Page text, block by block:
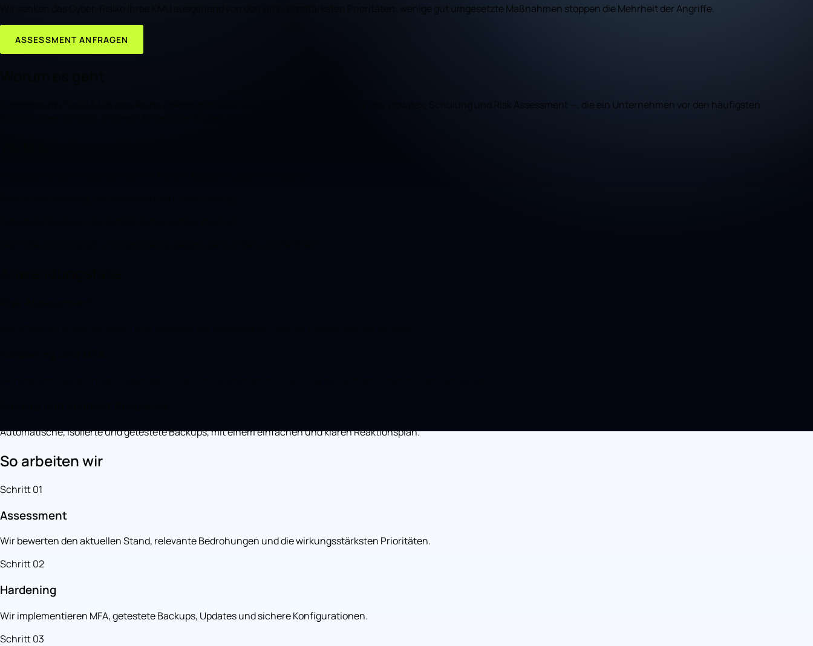
Wir senken das Cyber-Risiko Ihres KMU ausgehend von den wirkungsstärksten Prioritäten: wenige gut umgesetzte Maßnahmen stoppen die Mehrheit der Angriffe.
ASSESSMENT ANFRAGEN
Cybersecurity für KMU ist eine Reihe risikoangemessener Maßnahmen — MFA, Backups, Updates, Schulung und Risk Assessment —, die ein Unternehmen vor den häufigsten
Automatische, isolierte und getestete Backups, mit einem einfachen und klaren Reaktionsplan.
So arbeiten wir
Schritt 01
Assessment
Wir bewerten den aktuellen Stand, relevante Bedrohungen und die wirkungsstärksten Prioritäten.
Schritt 02
Hardening
Wir implementieren MFA, getestete Backups, Updates und sichere Konfigurationen.
Schritt 03